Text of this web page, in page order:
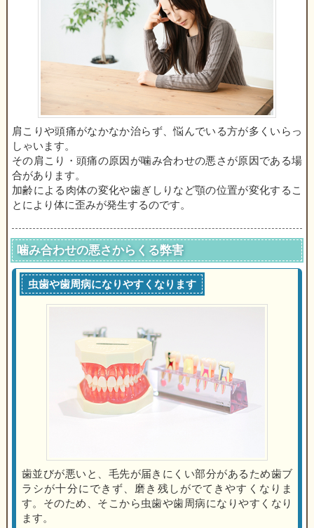
肩こりや頭痛がなかなか治らず、悩んでいる方が多くいらっ
しゃいます。
その肩こり・頭痛の原因が噛み合わせの悪さが原因である場
合があります。
加齢による肉体の変化や歯ぎしりなど顎の位置が変化するこ
とにより体に歪みが発生するのです。
噛み合わせの悪さからくる弊害
虫歯や歯周病になりやすくなります
歯並びが悪いと、毛先が届きにくい部分があるため歯ブ
ラシが十分にできず、磨き残しがでてきやすくなりま
す。そのため、そこから虫歯や歯周病になりやすくなり
ます。